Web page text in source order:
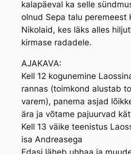
kalapäeval ka selle
olnud Sepa talu peremeest
Nikolaid, kes läks alles
kirmase radadele.
AJAKAVA:
Kell 12 kogunemine
rannas (toimkond alustab
varem), panema asjad
ära ja võtame pajuurvad
Kell 13 väike teenistus
isa Andreasega
Edasi läheb uhhaa ja